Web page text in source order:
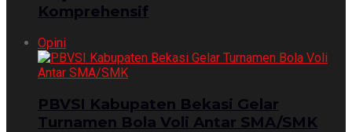
Komprehensif
Opini
PBVSI Kabupaten Bekasi Gelar
Turnamen Bola Voli Antar SMA/SMK